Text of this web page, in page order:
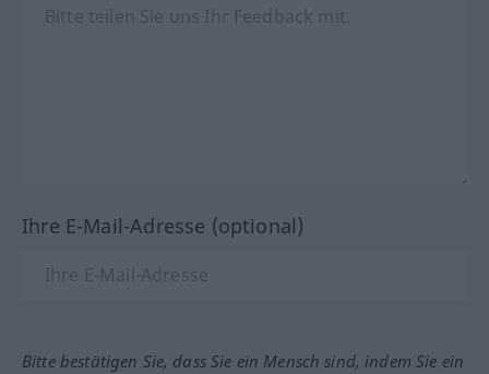
Ihre E-Mail-Adresse (optional)
Bitte bestätigen Sie, dass Sie ein Mensch sind, indem Sie ein